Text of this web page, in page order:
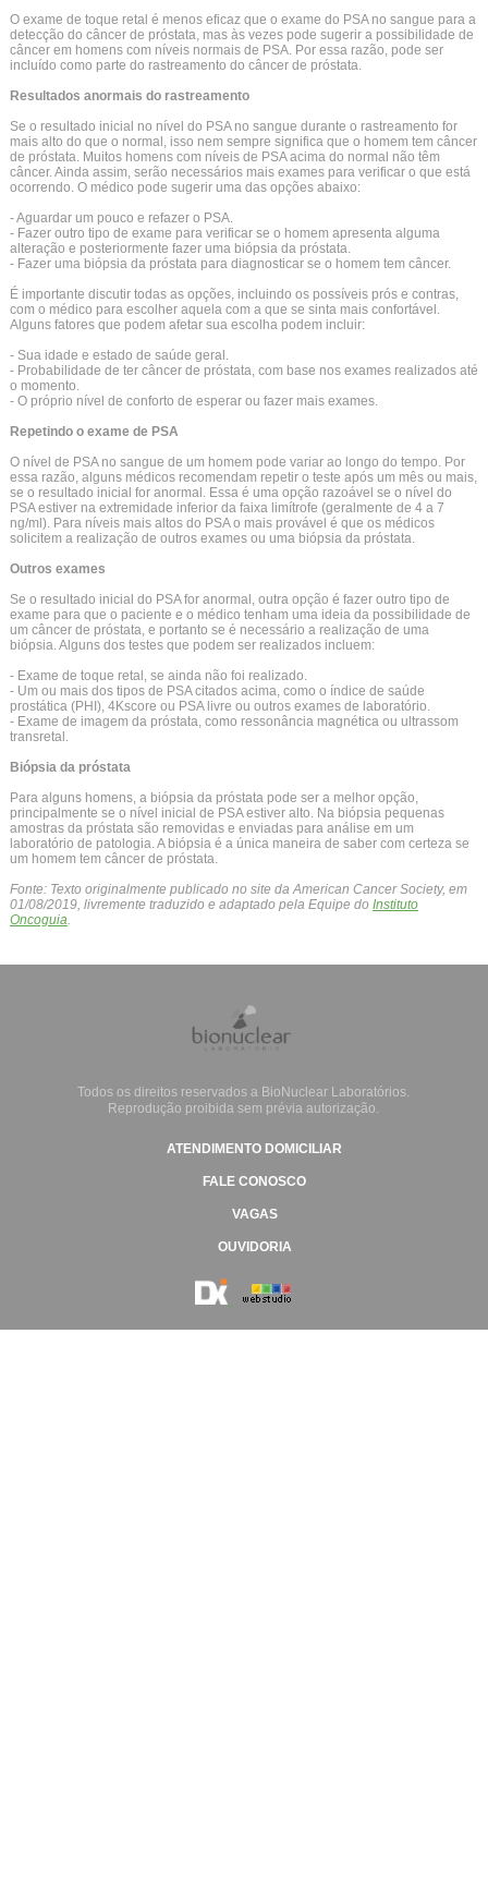
O exame de toque retal é menos eficaz que o exame do PSA no sangue para a
detecção do câncer de próstata, mas às vezes pode sugerir a possibilidade de
câncer em homens com níveis normais de PSA. Por essa razão, pode ser
incluído como parte do rastreamento do câncer de próstata.
Resultados anormais do rastreamento
Se o resultado inicial no nível do PSA no sangue durante o rastreamento for
mais alto do que o normal, isso nem sempre significa que o homem tem câncer
de próstata. Muitos homens com níveis de PSA acima do normal não têm
câncer. Ainda assim, serão necessários mais exames para verificar o que está
ocorrendo. O médico pode sugerir uma das opções abaixo:
- Aguardar um pouco e refazer o PSA.
- Fazer outro tipo de exame para verificar se o homem apresenta alguma
alteração e posteriormente fazer uma biópsia da próstata.
- Fazer uma biópsia da próstata para diagnosticar se o homem tem câncer.
É importante discutir todas as opções, incluindo os possíveis prós e contras,
com o médico para escolher aquela com a que se sinta mais confortável.
Alguns fatores que podem afetar sua escolha podem incluir:
- Sua idade e estado de saúde geral.
- Probabilidade de ter câncer de próstata, com base nos exames realizados até
o momento.
- O próprio nível de conforto de esperar ou fazer mais exames.
Repetindo o exame de PSA
O nível de PSA no sangue de um homem pode variar ao longo do tempo. Por
essa razão, alguns médicos recomendam repetir o teste após um mês ou mais,
se o resultado inicial for anormal. Essa é uma opção razoável se o nível do
PSA estiver na extremidade inferior da faixa limítrofe (geralmente de 4 a 7
ng/ml). Para níveis mais altos do PSA o mais provável é que os médicos
solicitem a realização de outros exames ou uma biópsia da próstata.
Outros exames
Se o resultado inicial do PSA for anormal, outra opção é fazer outro tipo de
exame para que o paciente e o médico tenham uma ideia da possibilidade de
um câncer de próstata, e portanto se é necessário a realização de uma
biópsia. Alguns dos testes que podem ser realizados incluem:
- Exame de toque retal, se ainda não foi realizado.
- Um ou mais dos tipos de PSA citados acima, como o índice de saúde
prostática (PHI), 4Kscore ou PSA livre ou outros exames de laboratório.
- Exame de imagem da próstata, como ressonância magnética ou ultrassom
transretal.
Biópsia da próstata
Para alguns homens, a biópsia da próstata pode ser a melhor opção,
principalmente se o nível inicial de PSA estiver alto. Na biópsia pequenas
amostras da próstata são removidas e enviadas para análise em um
laboratório de patologia. A biópsia é a única maneira de saber com certeza se
um homem tem câncer de próstata.
Fonte: Texto originalmente publicado no site da American Cancer Society, em
01/08/2019, livremente traduzido e adaptado pela Equipe do Instituto
Oncoguia.
Todos os direitos reservados a BioNuclear Laboratórios.
Reprodução proibida sem prévia autorização.
ATENDIMENTO DOMICILIAR
FALE CONOSCO
VAGAS
OUVIDORIA